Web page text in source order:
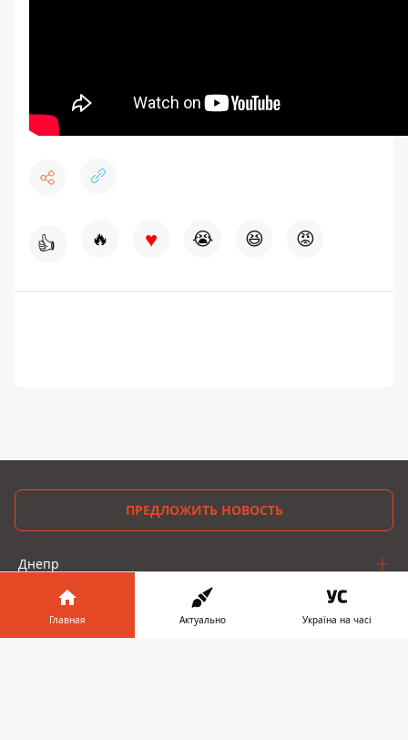
👍 🔥 ♥ 😭 😆 😡
ПРЕДЛОЖИТЬ НОВОСТЬ
Днепр
Область
Украина
Главная Актуально Україна на часі